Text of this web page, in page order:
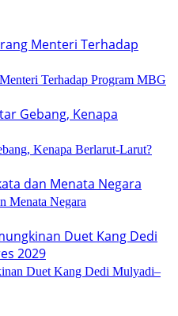
Terhadap Program MBG
Kenapa Berlarut-Larut?
Menata Negara
Duet Kang Dedi Mulyadi–